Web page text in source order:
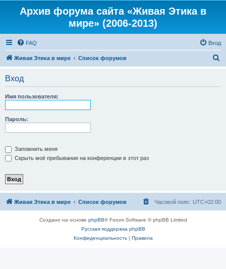
Архив форума сайта «Живая Этика в
мире» (2006-2013)
FAQ Вход
Живая Этика в мире Список форумов
Вход
Имя пользователя:
Пароль:
Запомнить меня
Скрыть моё пребывание на конференции в этот раз
Живая Этика в мире Список форумов Часовой пояс: UTC+02:00
Создано на основе phpBB® Forum Software © phpBB Limited
Русская поддержка phpBB
Конфиденциальность| Правила